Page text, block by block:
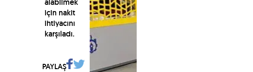
alabilmek
için nakit
ihtiyacını
karşıladı.
PAYLAŞ